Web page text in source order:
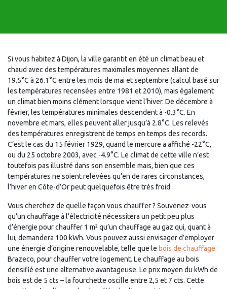
Si vous habitez à Dijon, la ville garantit en été un climat beau et
chaud avec des températures maximales moyennes allant de
19.5°C à 26.1°C entre les mois de mai et septembre (calcul basé sur
les températures recensées entre 1981 et 2010), mais également
un climat bien moins clément lorsque vient l’hiver. De décembre à
février, les températures minimales descendent à -0.3°C. En
novembre et mars, elles peuvent aller jusqu’à 2.8°C. Les relevés
des températures enregistrent de temps en temps des records.
C’est le cas du 15 février 1929, quand le mercure a affiché -22°C,
ou du 25 octobre 2003, avec -4.9°C. Le climat de cette ville n’est
toutefois pas illustré dans son ensemble mais, bien que ces
températures ne soient relevées qu’en de rares circonstances,
l’hiver en Côte-d’Or peut quelquefois être très froid.
Vous cherchez de quelle façon vous chauffer ? Souvenez-vous
qu’un chauffage à l’électricité nécessitera un petit peu plus
d’énergie pour chauffer 1 m² qu’un chauffage au gaz qui, quant à
lui, demandera 100 kWh. Vous pouvez aussi envisager d’employer
une énergie d’origine renouvelable, telle que le bois de chauffage
Brazeco, pour chauffer votre logement. Le chauffage au bois
densifié est une alternative avantageuse. Le prix moyen du kWh de
bois est de 5 cts – la fourchette oscille entre 2,5 et 7 cts. Cette